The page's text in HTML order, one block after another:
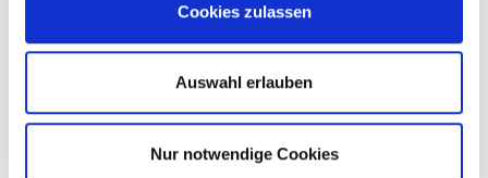
Cookies zulassen
Auswahl erlauben
Nur notwendige Cookies
Lastverteilplatte Solar Dachschutzkork